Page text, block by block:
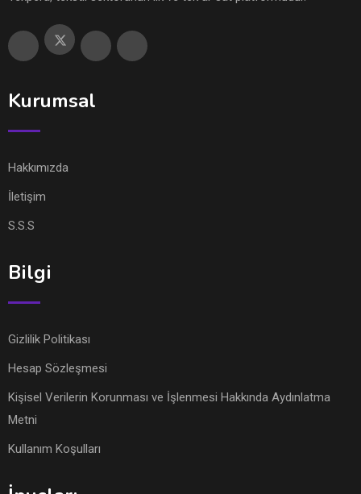
Kurumsal
Hakkımızda
İletişim
S.S.S
Bilgi
Gizlilik Politikası
Hesap Sözleşmesi
Kişisel Verilerin Korunması ve İşlenmesi Hakkında Aydınlatma
Metni
Kullanım Koşulları